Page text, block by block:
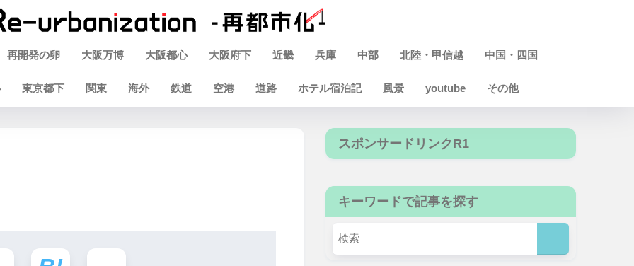
再開発の卵 大阪万博 大阪都心 大阪府下 近畿 兵庫 中部 北陸・甲信越 中国・四国
東京都下 関東 海外 鉄道 空港 道路 ホテル宿泊記 風景 youtube その他
スポンサードリンクR1
キーワードで記事を探す